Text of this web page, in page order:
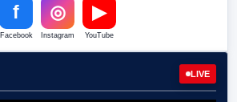
f
Facebook
◎
Instagram
▶
YouTube
LIVE